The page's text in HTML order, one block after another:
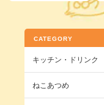
CATEGORY
キッチン・ドリンク
ねこあつめ